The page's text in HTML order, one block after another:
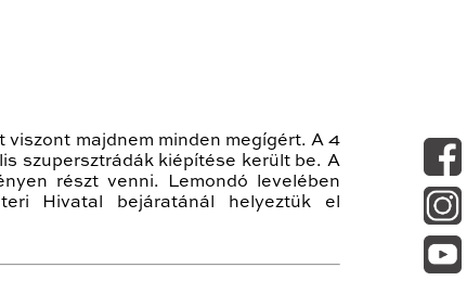
majdnem minden megígért. A 4
szupersztrádák kiépítése került be. A
részt venni. Lemondó levelében
Hivatal bejáratánál helyeztük el